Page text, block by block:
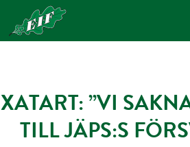
innehåll
XATART: ”VI
TILL JÄPS:S